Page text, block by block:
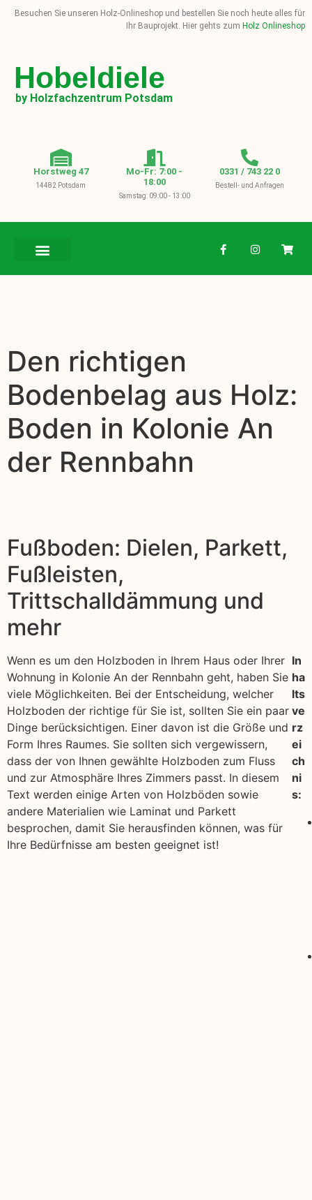
Besuchen Sie unseren Holz-Onlineshop und bestellen Sie noch heute alles für
Ihr Bauprojekt. Hier gehts zum Holz Onlineshop
Hobeldiele
by Holzfachzentrum Potsdam
Horstweg 47
14482 Potsdam
Mo-Fr: 7:00 -
18:00
Samstag: 09:00 - 13:00
0331 / 743 22 0
Bestell- und Anfragen
Den richtigen
Bodenbelag aus Holz:
Boden in Kolonie An
der Rennbahn
Fußboden: Dielen, Parkett,
Fußleisten,
Trittschalldämmung und
mehr
Wenn es um den Holzboden in Ihrem Haus oder Ihrer
Wohnung in Kolonie An der Rennbahn geht, haben Sie
viele Möglichkeiten. Bei der Entscheidung, welcher
Holzboden der richtige für Sie ist, sollten Sie ein paar
Dinge berücksichtigen. Einer davon ist die Größe und
Form Ihres Raumes. Sie sollten sich vergewissern,
dass der von Ihnen gewählte Holzboden zum Fluss
und zur Atmosphäre Ihres Zimmers passt. In diesem
Text werden einige Arten von Holzböden sowie
andere Materialien wie Laminat und Parkett
besprochen, damit Sie herausfinden können, was für
Ihre Bedürfnisse am besten geeignet ist!
In
ha
lts
ve
rz
ei
ch
ni
s: